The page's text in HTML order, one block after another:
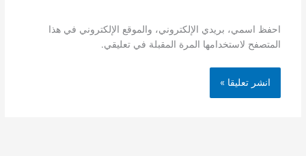
احفظ اسمي، بريدي الإلكتروني، والموقع الإلكتروني في هذا
المتصفح لاستخدامها المرة المقبلة في تعليقي.